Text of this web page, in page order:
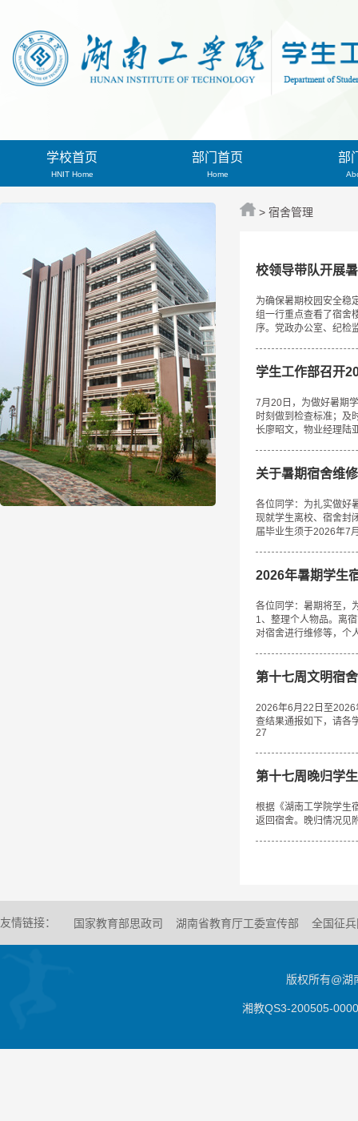
学校首页
HNIT Home
部门首页
Home
部
> 宿舍管理
校领导带队开展
为确保暑期校园安全稳
组一行重点查看了宿舍
序。党政办公室、纪检
学生工作部召开
7月20日，为做好暑期
时刻做到检查标准；及
长廖昭文，物业经理陆
关于暑期宿舍维
各位同学：为扎实做好
现就学生离校、宿舍封
届毕业生须于2026年7
2026年暑期学生
各位同学：暑期将至，
1、整理个人物品。离
对宿舍进行维修等，个
第十七周文明宿
2026年6月22日至2026
查结果通报如下，请各
27
第十七周晚归学
根据《湖南工学院学生
返回宿舍。晚归情况见
友情链接： 国家教育部思政司 湖南省教育厅工委宣传部 全国征
版权所有@湖
湘教QS3-200505-